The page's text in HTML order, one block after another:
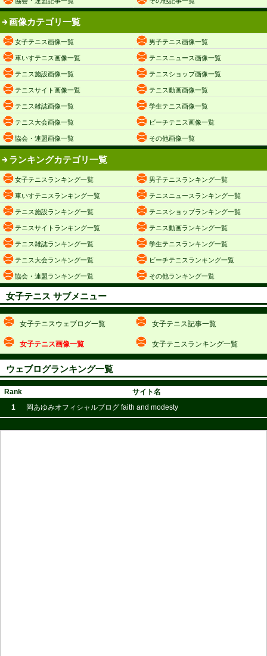
画像カテゴリ一覧
女子テニス画像一覧 男子テニス画像一覧
車いすテニス画像一覧 テニスニュース画像一覧
テニス施設画像一覧 テニスショップ画像一覧
テニスサイト画像一覧 テニス動画画像一覧
テニス雑誌画像一覧 学生テニス画像一覧
テニス大会画像一覧 ビーチテニス画像一覧
協会・連盟画像一覧 その他画像一覧
ランキングカテゴリ一覧
女子テニスランキング一覧 男子テニスランキング一覧
車いすテニスランキング一覧 テニスニュースランキング一覧
テニス施設ランキング一覧 テニスショップランキング一覧
テニスサイトランキング一覧 テニス動画ランキング一覧
テニス雑誌ランキング一覧 学生テニスランキング一覧
テニス大会ランキング一覧 ビーチテニスランキング一覧
協会・連盟ランキング一覧 その他ランキング一覧
女子テニス サブメニュー
女子テニスウェブログ一覧 女子テニス記事一覧
女子テニス画像一覧 女子テニスランキング一覧
ウェブログランキング一覧
Rank
サイト名
1
岡あゆみオフィシャルブログ faith and modesty